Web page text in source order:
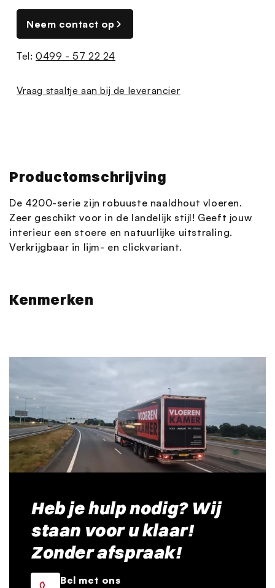
Neem contact op
Tel:0499 - 57 22 24
Vraag staaltje aan bij de leverancier
Productomschrijving
De 4200-serie zijn robuuste naaldhout vloeren.
Zeer geschikt voor in de landelijk stijl! Geeft jouw
interieur een stoere en natuurlijke uitstraling.
Verkrijgbaar in lijm- en clickvariant.
Kenmerken
Heb je hulp nodig? Wij
staan voor u klaar!
Zonder afspraak!
Bel met ons